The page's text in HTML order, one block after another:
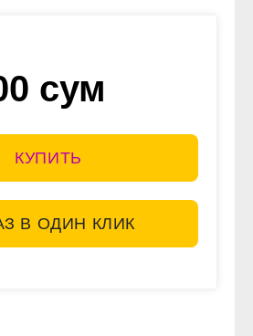
сум
КУПИТЬ
В ОДИН КЛИК